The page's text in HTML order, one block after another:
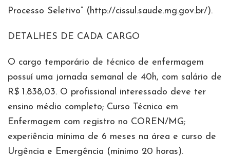
Processo Seletivo” (http://cissul.saude.mg.gov.br/).
DETALHES DE CADA CARGO
O cargo temporário de técnico de enfermagem
possuí uma jornada semanal de 40h, com salário de
R$ 1.838,03. O profissional interessado deve ter
ensino médio completo; Curso Técnico em
Enfermagem com registro no COREN/MG;
experiência mínima de 6 meses na área e curso de
Urgência e Emergência (mínimo 20 horas).